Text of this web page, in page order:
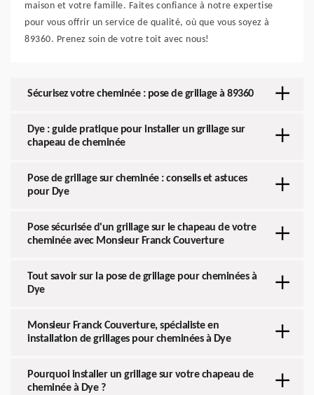
maison et votre famille. Faites confiance à notre expertise
pour vous offrir un service de qualité, où que vous soyez à
89360. Prenez soin de votre toit avec nous!
Sécurisez votre cheminée : pose de grillage à 89360
Dye : guide pratique pour installer un grillage sur
chapeau de cheminée
Pose de grillage sur cheminée : conseils et astuces
pour Dye
Pose sécurisée d'un grillage sur le chapeau de votre
cheminée avec Monsieur Franck Couverture
Tout savoir sur la pose de grillage pour cheminées à
Dye
Monsieur Franck Couverture, spécialiste en
installation de grillages pour cheminées à Dye
Pourquoi installer un grillage sur votre chapeau de
cheminée à Dye ?